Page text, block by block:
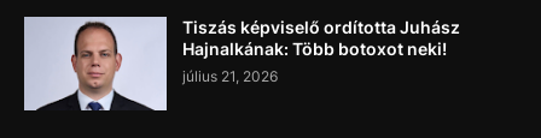
Tiszás képviselő ordította Juhász
Hajnalkának: Több botoxot neki!
július 21, 2026